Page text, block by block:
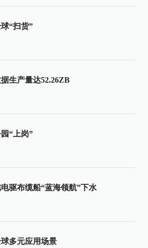
“扫货”
生产量达52.26ZB
“上岗”
驱布缆船“蓝海领航”下水
多元应用场景